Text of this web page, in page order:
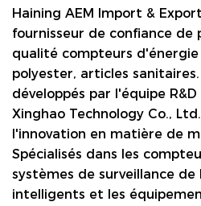
Haining AEM Import &
fournisseur de confiance
qualité compteurs
polyester, articles
développés par l'équipe
Xinghao Technology Co.,
l'innovation en matière de
Spécialisés dans les
systèmes de surveillance
intelligents et les